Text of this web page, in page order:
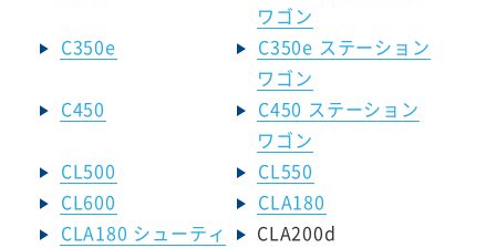
ワゴン
C350e
C350e ステーション
ワゴン
C450
C450 ステーション
ワゴン
CL500
CL550
CL600
CLA180
CLA180 シューティ
CLA200d